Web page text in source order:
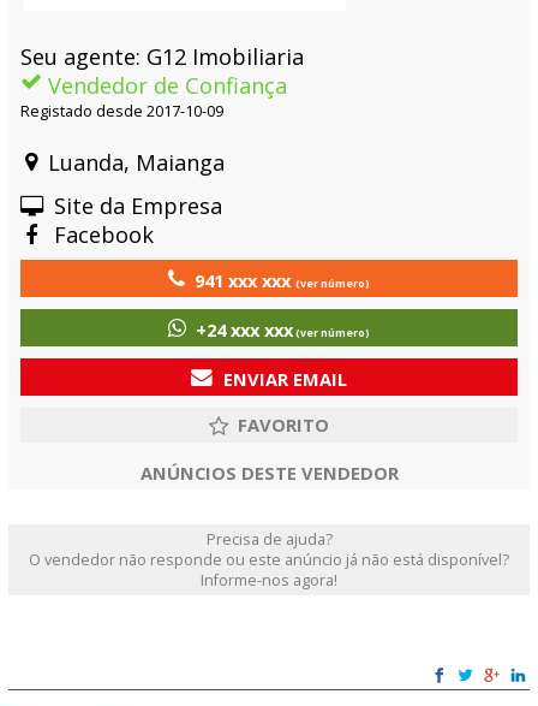
Seu agente: G12 Imobiliaria
Vendedor de Confiança
Registado desde 2017-10-09
Luanda, Maianga
Site da Empresa
Facebook
941 xxx xxx(ver número)
+24 xxx xxx(ver número)
ENVIAR EMAIL
ANÚNCIOS DESTE VENDEDOR
Precisa de ajuda?
O vendedor não responde ou este anúncio já não está disponível?
Informe-nos agora!